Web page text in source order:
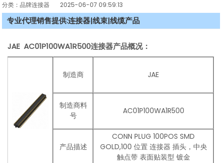
分类：品牌连接器 2025-06-07 09:59:13
专业代理销售提供:连接器|线束|线缆产品
JAE AC01P100WA1R500连接器产品概况：
制造商 JAE
制造商料
号
AC01P100WA1R500
产品描述
CONN PLUG 100POS SMD
GOLD,100 位置 连接器 插头，中央
触点带 表面贴装型 镀金